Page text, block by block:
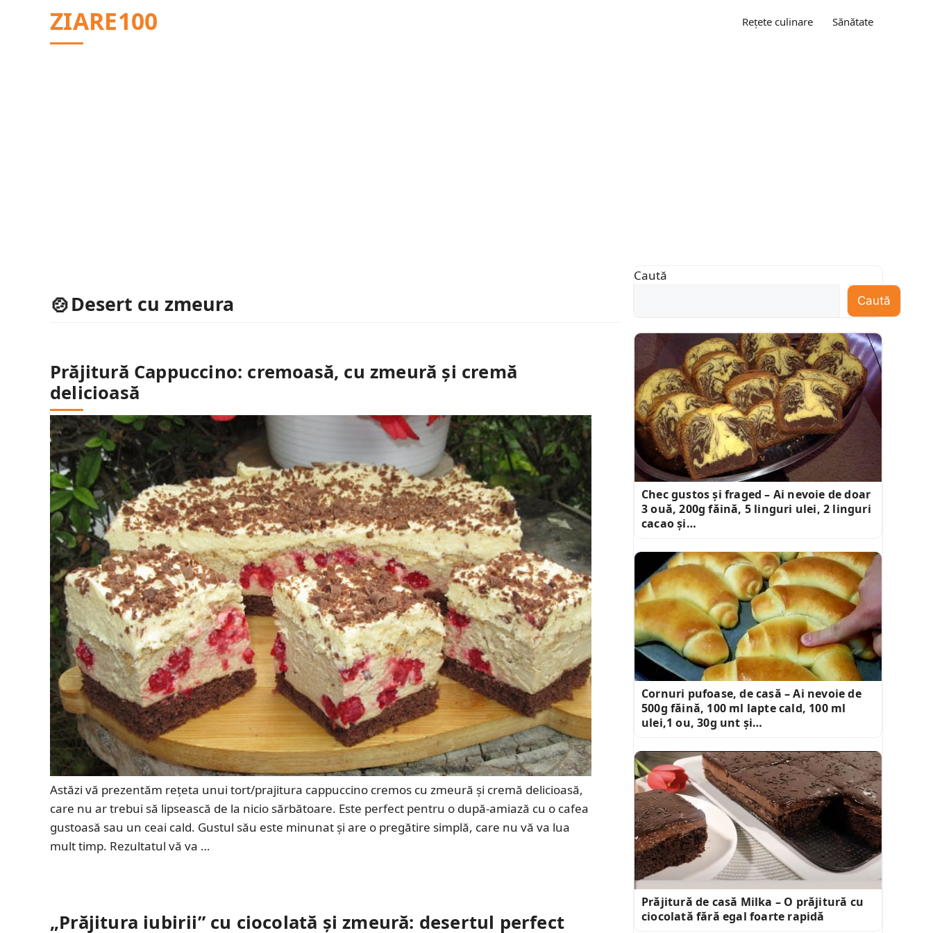
ZIARE100 Rețete culinare Sănătate
Desert cu zmeura
Prăjitură Cappuccino: cremoasă, cu zmeură și cremă
delicioasă
Astăzi vă prezentăm rețeta unui tort/prajitura cappuccino cremos cu zmeură și cremă delicioasă,
care nu ar trebui să lipsească de la nicio sărbătoare. Este perfect pentru o după-amiază cu o cafea
gustoasă sau un ceai cald. Gustul său este minunat și are o pregătire simplă, care nu vă va lua
mult timp. Rezultatul vă va …
„Prăjitura iubirii” cu ciocolată și zmeură: desertul perfect
Caută
Caută
Chec gustos și fraged – Ai nevoie de doar
3 ouă, 200g făină, 5 linguri ulei, 2 linguri
cacao și…
Cornuri pufoase, de casă – Ai nevoie de
500g făină, 100 ml lapte cald, 100 ml
ulei,1 ou, 30g unt și…
Prăjitură de casă Milka – O prăjitură cu
ciocolată fără egal foarte rapidă